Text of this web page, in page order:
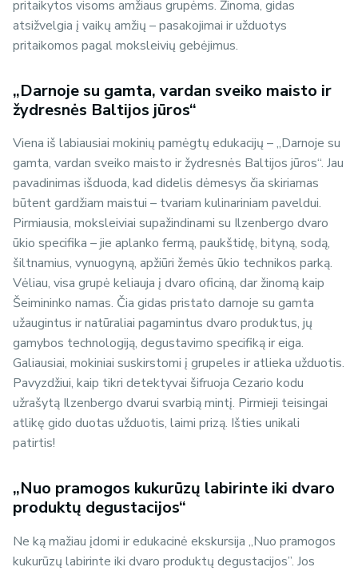
pritaikytos visoms amžiaus grupėms. Žinoma, gidas
atsižvelgia į vaikų amžių – pasakojimai ir užduotys
pritaikomos pagal moksleivių gebėjimus.
„Darnoje su gamta, vardan sveiko maisto ir
žydresnės Baltijos jūros“
Viena iš labiausiai mokinių pamėgtų edukacijų – „Darnoje su
gamta, vardan sveiko maisto ir žydresnės Baltijos jūros“. Jau
pavadinimas išduoda, kad didelis dėmesys čia skiriamas
būtent gardžiam maistui – tvariam kulinariniam paveldui.
Pirmiausia, moksleiviai supažindinami su Ilzenbergo dvaro
ūkio specifika – jie aplanko fermą, paukštidę, bityną, sodą,
šiltnamius, vynuogyną, apžiūri žemės ūkio technikos parką.
Vėliau, visa grupė keliauja į dvaro oficiną, dar žinomą kaip
Šeimininko namas. Čia gidas pristato darnoje su gamta
užaugintus ir natūraliai pagamintus dvaro produktus, jų
gamybos technologiją, degustavimo specifiką ir eiga.
Galiausiai, mokiniai suskirstomi į grupeles ir atlieka užduotis.
Pavyzdžiui, kaip tikri detektyvai šifruoja Cezario kodu
užrašytą Ilzenbergo dvarui svarbią mintį. Pirmieji teisingai
atlikę gido duotas užduotis, laimi prizą. Išties unikali
patirtis!
„Nuo pramogos kukurūzų labirinte iki dvaro
produktų degustacijos“
Ne ką mažiau įdomi ir edukacinė ekskursija „Nuo pramogos
kukurūzų labirinte iki dvaro produktų degustacijos”. Jos